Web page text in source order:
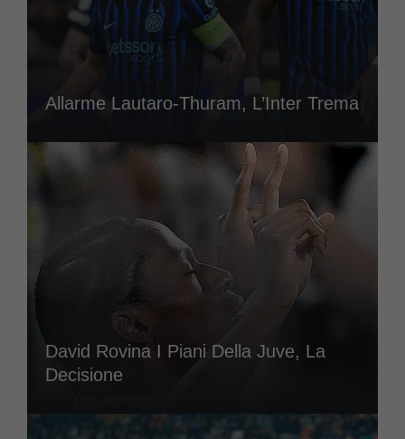
Allarme Lautaro-Thuram, L’Inter Trema
David Rovina I Piani Della Juve, La
Decisione